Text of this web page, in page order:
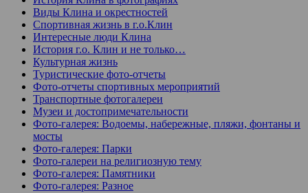
Виды Клина и окрестностей
Спортивная жизнь в г.о.Клин
Интересные люди Клина
История г.о. Клин и не только…
Культурная жизнь
Туристические фото-отчеты
Фото-отчеты спортивных мероприятий
Транспортные фотогалереи
Музеи и достопримечательности
Фото-галерея: Водоемы, набережные, пляжи, фонтаны и
мосты
Фото-галерея: Парки
Фото-галереи на религиозную тему
Фото-галерея: Памятники
Фото-галерея: Разное